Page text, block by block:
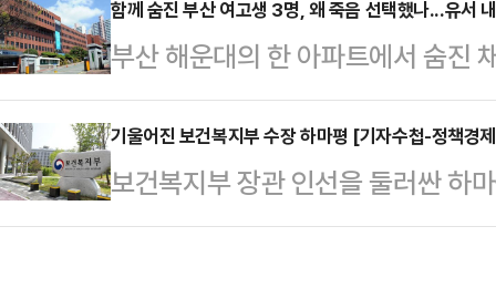
회원국 간의 회의와는 별도로 회의
이는 “중국이 인도 및 태평양에서
령은 이들 4개 국…
무총리 후보자의 '파파돈(파도 파도
의 때문은 아닐 것이라 믿고 싶다"
에 "이 대통령이 애초 나토 정상회
국의 이란 핵시설 공습 이후 뜻을
나라의 국익을 최우선에 둔 냉철한
의원은 "이번 …
함께 숨진 부산 여고생 3명, 왜 죽음 선택했나...유서
부산 해운대의 한 아파트에서 숨진
스트레스를 겪은 것으로 드러났다
일 새벽 1시 39분쯤 부산 해운대구
쓰러진 채 발견됐다. 이들은 곧바
찰 조사에 따르면 이들이 함께 지
기울어진 보건복지부 수장 하마평 [기자수첩-정책경
보건복지부 장관 인선을 둘러싼 하
수가 의료계 출신이다.정은경 전 질